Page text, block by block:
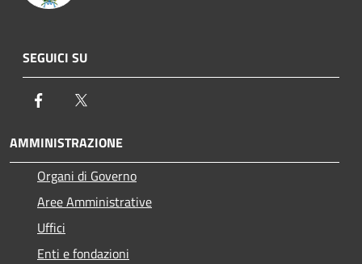
SEGUICI SU
Facebook
AMMINISTRAZIONE
Organi di Governo
Aree Amministrative
Uffici
Enti e fondazioni